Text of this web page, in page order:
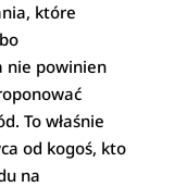
które
nie powinien
To właśnie
od kogoś, kto
na